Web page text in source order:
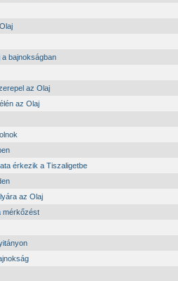
bajnokságban
az Olaj
az Olaj
érkezik a Tiszaligetbe
az Olaj
mérkőzést